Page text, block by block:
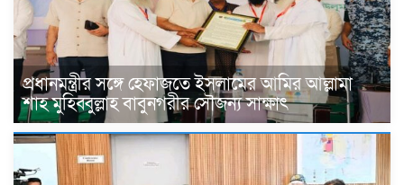
প্রধানমন্ত্রীর সঙ্গে হেফাজতে ইসলামের আমির আল্লামা
শাহ মুহিব্বুল্লাহ বাবুনগরীর সৌজন্য সাক্ষাৎ